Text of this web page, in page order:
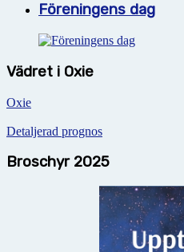
Föreningens dag
Vädret i Oxie
Oxie
Detaljerad prognos
Broschyr 2025